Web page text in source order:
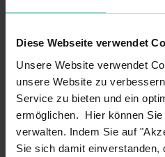
Diese Webseite verwendet
Unsere Website verwendet
unsere Website zu
Service zu bieten und ein
ermöglichen. Hier können
verwalten. Indem Sie auf
Sie sich damit einverstanden,
our prepayment?
Featured article
Where can I find the
for transferring
in advance?